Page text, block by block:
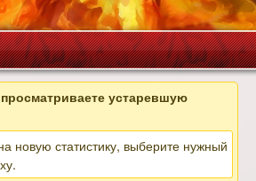
устаревшую
новую статистику, выберите нужный